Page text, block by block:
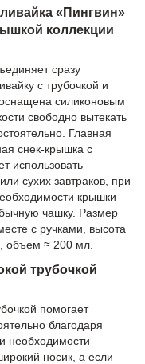
«Пингвин»
коллекции
сразу
с трубочкой и
силиконовым
свободно вытекать
Главная
снек-крышка с
использовать
сухих завтраков, при
крышки
чашку. Размер
с ручками, высота
объем ≈ 200 мл.
трубочкой
помогает
благодаря
необходимости
носик, а если